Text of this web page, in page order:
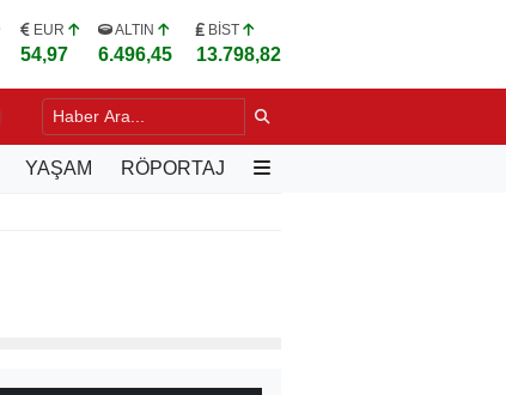
EUR
54,97
ALTIN
6.496,45
BİST
13.798,82
VARŞOVA'DA TÜRK İŞ İNSANLARIYLA BULUŞTU
YAŞAM RÖPORTAJ